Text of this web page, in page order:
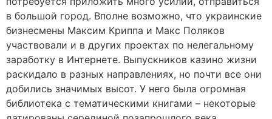
в большой город. Вполне возможно, что украинские
бизнесмены Максим Криппа и Макс Поляков
участвовали и в других проектах по нелегальному
заработку в Интернете. Выпускников казино жизни
раскидало в разных направлениях, но почти все они
добились значимых высот. У него была огромная
библиотека с тематическими книгами – некоторые